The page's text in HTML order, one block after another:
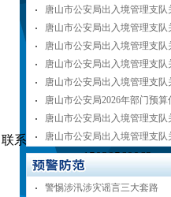
联系电话
15030560062
15533850888
唐山市公安局出入境管理支队
唐山市公安局出入境管理支队
唐山市公安局出入境管理支队
唐山市公安局出入境管理支队
唐山市公安局出入境管理支队
唐山市公安局2026年部门预算
唐山市公安局出入境管理支队
唐山市公安局出入境管理支队
警惕涉汛涉灾谣言三大套路